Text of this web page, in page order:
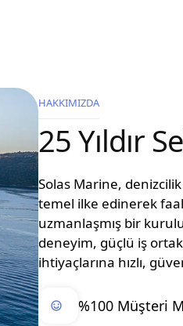
HAKKIMIZDA
25 Yıldır
Solas Marine,
temel ilke edinerek
uzmanlaşmış bir
deneyim, güçlü iş
ihtiyaçlarına hızlı,
%100 Müşteri